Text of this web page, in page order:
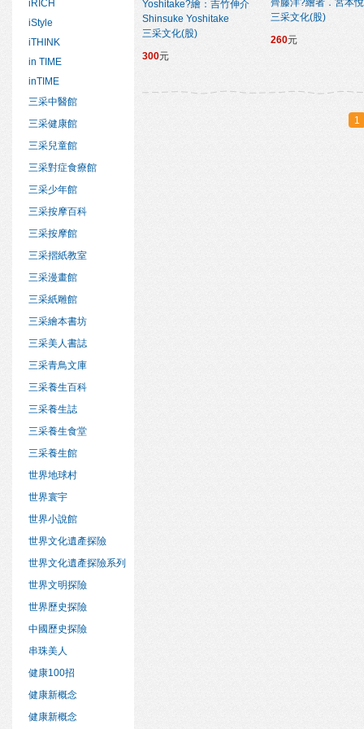
iRICH
iStyle
iTHINK
in TIME
inTIME
三采中醫館
三采健康館
三采兒童館
三采對症食療館
三采少年館
三采按摩百科
三采按摩館
三采摺紙教室
三采漫畫館
三采紙雕館
三采繪本書坊
三采美人書誌
三采青鳥文庫
三采養生百科
三采養生誌
三采養生食堂
三采養生館
世界地球村
世界寰宇
世界小說館
世界文化遺產探險
世界文化遺產探險系列
世界文明探險
世界歷史探險
中國歷史探險
串珠美人
健康100招
健康新概念
健康新概念
Yoshitake?繪：吉竹伸介
Shinsuke Yoshitake
三采文化(股)
300元
齊藤洋?繪者．宮本
三采文化(股)
260元
1